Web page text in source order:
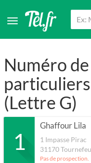
Numéro
(Lettre G)
1
Ghaffour Lila
1 Impasse Pirac
31170
Pas de prospection.